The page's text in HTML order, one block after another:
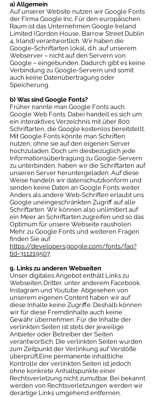
a) Allgemein
Auf unserer Website nutzen wir Google Fonts
der Firma Google Inc. Für den europäischen
Raum ist das Unternehmen Google Ireland
Limited (Gordon House, Barrow Street Dublin
4, Irland) verantwortlich. Wir haben die
Google-Schriftarten lokal, d.h. auf unserem
Webserver – nicht auf den Servern von
Google – eingebunden. Dadurch gibt es keine
Verbindung zu Google-Servern und somit
auch keine Datenübertragung oder
Speicherung.
b) Was sind Google Fonts?
Früher nannte man Google Fonts auch
Google Web Fonts. Dabei handelt es sich um
ein interaktives Verzeichnis mit über 800
Schriftarten, die Google kostenlos bereitstellt.
Mit Google Fonts könnte man Schriften
nutzen, ohne sie auf den eigenen Server
hochzuladen. Doch um diesbezüglich jede
Informationsübertragung zu Google-Servern
zu unterbinden, haben wir die Schriftarten auf
unseren Server heruntergeladen. Auf diese
Weise handeln wir datenschutzkonform und
senden keine Daten an Google Fonts weiter.
Anders als andere Web-Schriften erlaubt uns
Google uneingeschränkten Zugriff auf alle
Schriftarten. Wir können also unlimitiert auf
ein Meer an Schriftarten zugreifen und so das
Optimum für unsere Webseite rausholen.
Mehr zu Google Fonts und weiteren Fragen
finden Sie auf
https://developers.google.com/fonts/faq?
tid=311219507.
9. Links zu anderen Webseiten
Unser digitales Angebot enthält Links zu
Webseiten Dritter, unter anderem Facebook,
Instagram und Youtube. Abgesehen von
unserem eigenen Content haben wir auf
diese Inhalte keine Zugriffe. Deshalb können
wir für diese Fremdinhalte auch keine
Gewähr übernehmen. Für die Inhalte der
verlinkten Seiten ist stets der jeweilige
Anbieter oder Betreiber der Seiten
verantwortlich. Die verlinkten Seiten wurden
zum Zeitpunkt der Verlinkung auf Verstöße
überprüft.Eine permanente inhaltliche
Kontrolle der verlinkten Seiten ist jedoch
ohne konkrete Anhaltspunkte einer
Rechtsverletzung nicht zumutbar. Bei bekannt
werden von Rechtsverletzungen werden wir
derartige Links umgehend entfernen.